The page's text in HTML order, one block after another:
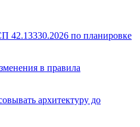
42.13330.2026 по планировке
в правила
архитектуру до